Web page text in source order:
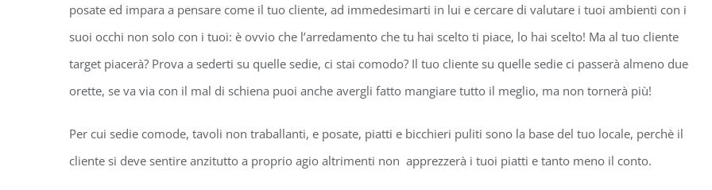
posate ed impara a pensare come il tuo cliente, ad immedesimarti in lui e cercare di valutare i tuoi ambienti con i
suoi occhi non solo con i tuoi: è ovvio che l’arredamento che tu hai scelto ti piace, lo hai scelto! Ma al tuo cliente
target piacerà? Prova a sederti su quelle sedie, ci stai comodo? Il tuo cliente su quelle sedie ci passerà almeno due
orette, se va via con il mal di schiena puoi anche avergli fatto mangiare tutto il meglio, ma non tornerà più!
Per cui sedie comode, tavoli non traballanti, e posate, piatti e bicchieri puliti sono la base del tuo locale, perchè il
cliente si deve sentire anzitutto a proprio agio altrimenti non apprezzerà i tuoi piatti e tanto meno il conto.